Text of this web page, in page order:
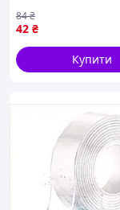
завдовжки для
універсального
використання
42 ₴
84₴
Купити